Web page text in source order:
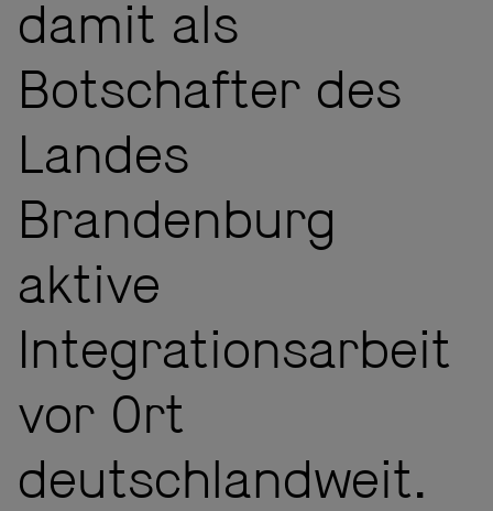
damit als
Botschafter des
Landes
Brandenburg
aktive
Integrationsarbeit
vor Ort
deutschlandweit.